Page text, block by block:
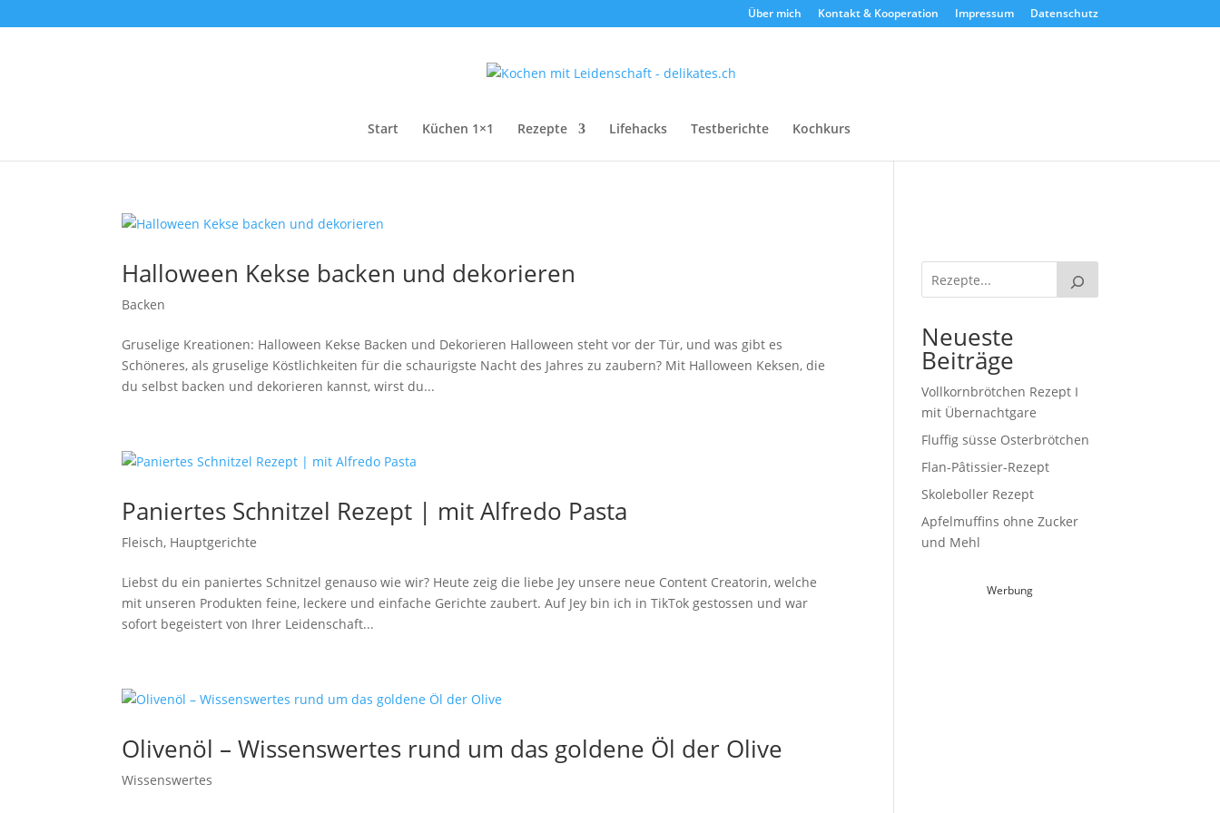
Über mich Kontakt & Kooperation Impressum Datenschutz
Start Küchen 1×1 Rezepte Lifehacks Testberichte Kochkurs
Halloween Kekse backen und dekorieren
Backen
Gruselige Kreationen: Halloween Kekse Backen und Dekorieren Halloween steht vor der Tür, und was gibt es
Schöneres, als gruselige Köstlichkeiten für die schaurigste Nacht des Jahres zu zaubern? Mit Halloween Keksen, die
du selbst backen und dekorieren kannst, wirst du...
Paniertes Schnitzel Rezept | mit Alfredo Pasta
Fleisch, Hauptgerichte
Liebst du ein paniertes Schnitzel genauso wie wir? Heute zeig die liebe Jey unsere neue Content Creatorin, welche
mit unseren Produkten feine, leckere und einfache Gerichte zaubert. Auf Jey bin ich in TikTok gestossen und war
sofort begeistert von Ihrer Leidenschaft...
Olivenöl – Wissenswertes rund um das goldene Öl der Olive
Wissenswertes
Neueste
Beiträge
Vollkornbrötchen Rezept I
mit Übernachtgare
Fluffig süsse Osterbrötchen
Flan-Pâtissier-Rezept
Skoleboller Rezept
Apfelmuffins ohne Zucker
und Mehl
Werbung